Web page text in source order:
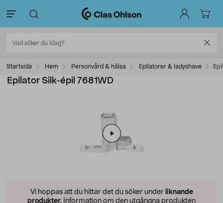
Startsida Hem Personvård & hälsa Epilatorer & ladyshave
Epilator Silk-épil 7681WD
Vi hoppas att du hittar det du söker under liknande
produkter. Information om den utgångna produkten